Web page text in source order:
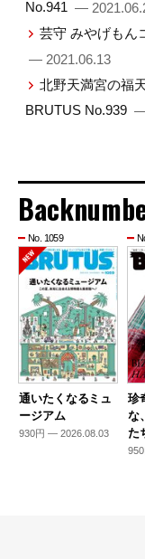
No.941 —
芸守 みやげもん
— 2021.06.13
北野天満宮の福
BRUTUS No.939 —
No. 1059
通いたくなるミュ
ージアム
930円 — 2026.08.03
珍
な
た